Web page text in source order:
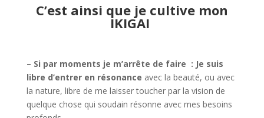
C’est ainsi que je cultive mon
IKIGAI
– Si par moments je m’arrête de faire : Je suis
libre d’entrer en résonance avec la beauté, ou avec
la nature, libre de me laisser toucher par la vision de
quelque chose qui soudain résonne avec mes besoins